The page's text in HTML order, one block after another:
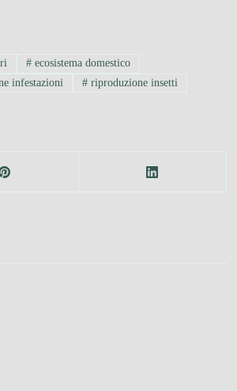
# ecosistema domestico
infestazioni #riproduzione insetti